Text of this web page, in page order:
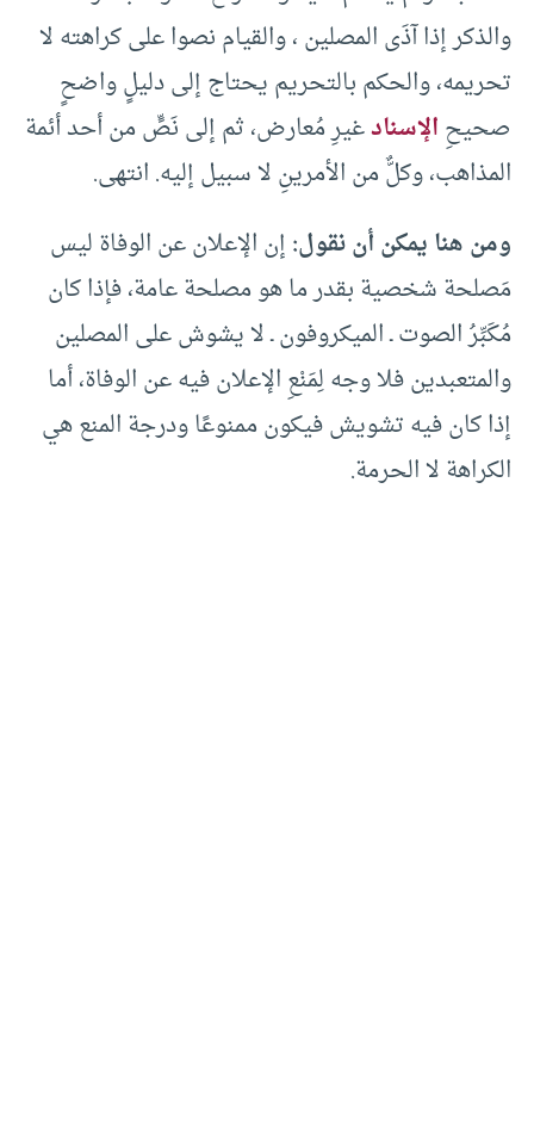
والذكر إذا آذَى المصلين ، والقيام نصوا على كراهته لا
تحريمه، والحكم بالتحريم يحتاج إلى دليلٍ واضحٍ
صحيحِالإسنادغيرِ مُعارض، ثم إلى نَصٍّ من أحد أئمة
المذاهب، وكلٌّ من الأمرينِ لا سبيل إليه. انتهى.
ومن هنا يمكن أن نقول:إن الإعلان عن الوفاة ليس
مَصلحة شخصية بقدر ما هو مصلحة عامة، فإذا كان
مُكَبِّرُ الصوت ـ الميكروفون ـ لا يشوش على المصلين
والمتعبدين فلا وجه لِمَنْعِ الإعلان فيه عن الوفاة، أما
إذا كان فيه تشويش فيكون ممنوعًا ودرجة المنع هي
الكراهة لا الحرمة.